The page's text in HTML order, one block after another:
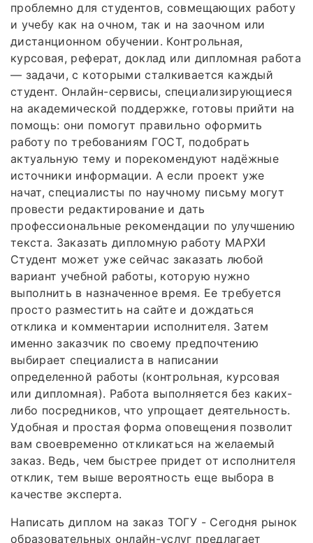
проблемно для студентов, совмещающих работу
и учебу как на очном, так и на заочном или
дистанционном обучении. Контрольная,
курсовая, реферат, доклад или дипломная работа
— задачи, с которыми сталкивается каждый
студент. Онлайн-сервисы, специализирующиеся
на академической поддержке, готовы прийти на
помощь: они помогут правильно оформить
работу по требованиям ГОСТ, подобрать
актуальную тему и порекомендуют надёжные
источники информации. А если проект уже
начат, специалисты по научному письму могут
провести редактирование и дать
профессиональные рекомендации по улучшению
текста. Заказать дипломную работу МАРХИ
Студент может уже сейчас заказать любой
вариант учебной работы, которую нужно
выполнить в назначенное время. Ее требуется
просто разместить на сайте и дождаться
отклика и комментарии исполнителя. Затем
именно заказчик по своему предпочтению
выбирает специалиста в написании
определенной работы (контрольная, курсовая
или дипломная). Работа выполняется без каких-
либо посредников, что упрощает деятельность.
Удобная и простая форма оповещения позволит
вам своевременно откликаться на желаемый
заказ. Ведь, чем быстрее придет от исполнителя
отклик, тем выше вероятность еще выбора в
качестве эксперта.
Написать диплом на заказ ТОГУ - Сегодня рынок
образовательных онлайн-услуг предлагает